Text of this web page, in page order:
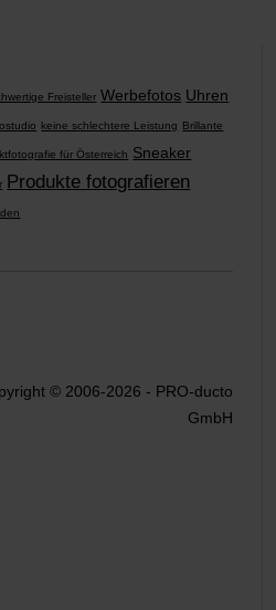
Freisteller Werbefotos Uhren
keine schlechtere Leistung Brillante
für Österreich Sneaker
Produkte fotografieren
© 2006-2026 - PRO-ducto
GmbH